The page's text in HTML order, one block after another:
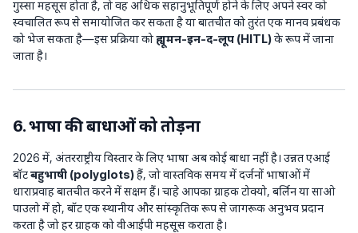
गुस्सा महसूस होता है, तो वह अधिक सहानुभूतिपूर्ण होने के लिए अपने स्वर को
स्वचालित रूप से समायोजित कर सकता है या बातचीत को तुरंत एक मानव प्रबंधक
को भेज सकता है—इस प्रक्रिया कोह्यूमन-इन-द-लूप (HITL)के रूप में जाना
जाता है।
6. भाषा की बाधाओं को तोड़ना
2026 में, अंतरराष्ट्रीय विस्तार के लिए भाषा अब कोई बाधा नहीं है। उन्नत एआई
बॉटबहुभाषी (polyglots)हैं, जो वास्तविक समय में दर्जनों भाषाओं में
धाराप्रवाह बातचीत करने में सक्षम हैं। चाहे आपका ग्राहक टोक्यो, बर्लिन या साओ
पाउलो में हो, बॉट एक स्थानीय और सांस्कृतिक रूप से जागरूक अनुभव प्रदान
करता है जो हर ग्राहक को वीआईपी महसूस कराता है।